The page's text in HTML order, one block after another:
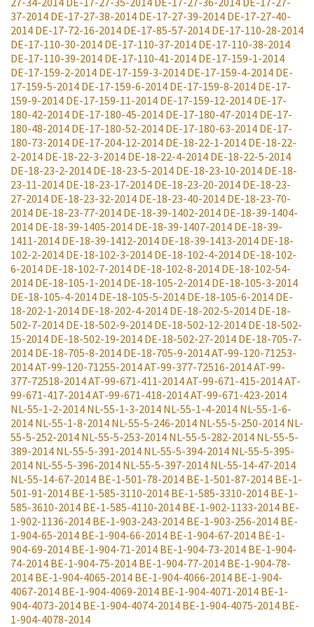
37-2014 DE-17-27-38-2014 DE-17-27-39-2014 DE-17-27-40-
2014 DE-17-72-16-2014 DE-17-85-57-2014 DE-17-110-28-2014
DE-17-110-30-2014 DE-17-110-37-2014 DE-17-110-38-2014
DE-17-110-39-2014 DE-17-110-41-2014 DE-17-159-1-2014
DE-17-159-2-2014 DE-17-159-3-2014 DE-17-159-4-2014 DE-
17-159-5-2014 DE-17-159-6-2014 DE-17-159-8-2014 DE-17-
159-9-2014 DE-17-159-11-2014 DE-17-159-12-2014 DE-17-
180-42-2014 DE-17-180-45-2014 DE-17-180-47-2014 DE-17-
180-48-2014 DE-17-180-52-2014 DE-17-180-63-2014 DE-17-
180-73-2014 DE-17-204-12-2014 DE-18-22-1-2014 DE-18-22-
2-2014 DE-18-22-3-2014 DE-18-22-4-2014 DE-18-22-5-2014
DE-18-23-2-2014 DE-18-23-5-2014 DE-18-23-10-2014 DE-18-
23-11-2014 DE-18-23-17-2014 DE-18-23-20-2014 DE-18-23-
27-2014 DE-18-23-32-2014 DE-18-23-40-2014 DE-18-23-70-
2014 DE-18-23-77-2014 DE-18-39-1402-2014 DE-18-39-1404-
2014 DE-18-39-1405-2014 DE-18-39-1407-2014 DE-18-39-
1411-2014 DE-18-39-1412-2014 DE-18-39-1413-2014 DE-18-
102-2-2014 DE-18-102-3-2014 DE-18-102-4-2014 DE-18-102-
6-2014 DE-18-102-7-2014 DE-18-102-8-2014 DE-18-102-54-
2014 DE-18-105-1-2014 DE-18-105-2-2014 DE-18-105-3-2014
DE-18-105-4-2014 DE-18-105-5-2014 DE-18-105-6-2014 DE-
18-202-1-2014 DE-18-202-4-2014 DE-18-202-5-2014 DE-18-
502-7-2014 DE-18-502-9-2014 DE-18-502-12-2014 DE-18-502-
15-2014 DE-18-502-19-2014 DE-18-502-27-2014 DE-18-705-7-
2014 DE-18-705-8-2014 DE-18-705-9-2014AT-99-120-71253-
2014AT-99-120-71255-2014AT-99-377-72516-2014AT-99-
377-72518-2014AT-99-671-411-2014AT-99-671-415-2014AT-
99-671-417-2014AT-99-671-418-2014AT-99-671-423-2014
NL-55-1-2-2014 NL-55-1-3-2014 NL-55-1-4-2014 NL-55-1-6-
2014 NL-55-1-8-2014 NL-55-5-246-2014 NL-55-5-250-2014 NL-
55-5-252-2014 NL-55-5-253-2014 NL-55-5-282-2014 NL-55-5-
389-2014 NL-55-5-391-2014 NL-55-5-394-2014 NL-55-5-395-
2014 NL-55-5-396-2014 NL-55-5-397-2014 NL-55-14-47-2014
NL-55-14-67-2014 BE-1-501-78-2014 BE-1-501-87-2014 BE-1-
501-91-2014 BE-1-585-3110-2014 BE-1-585-3310-2014 BE-1-
585-3610-2014 BE-1-585-4110-2014 BE-1-902-1133-2014 BE-
1-902-1136-2014 BE-1-903-243-2014 BE-1-903-256-2014 BE-
1-904-65-2014 BE-1-904-66-2014 BE-1-904-67-2014 BE-1-
904-69-2014 BE-1-904-71-2014 BE-1-904-73-2014 BE-1-904-
74-2014 BE-1-904-75-2014 BE-1-904-77-2014 BE-1-904-78-
2014 BE-1-904-4065-2014 BE-1-904-4066-2014 BE-1-904-
4067-2014 BE-1-904-4069-2014 BE-1-904-4071-2014 BE-1-
904-4073-2014 BE-1-904-4074-2014 BE-1-904-4075-2014 BE-
1-904-4078-2014